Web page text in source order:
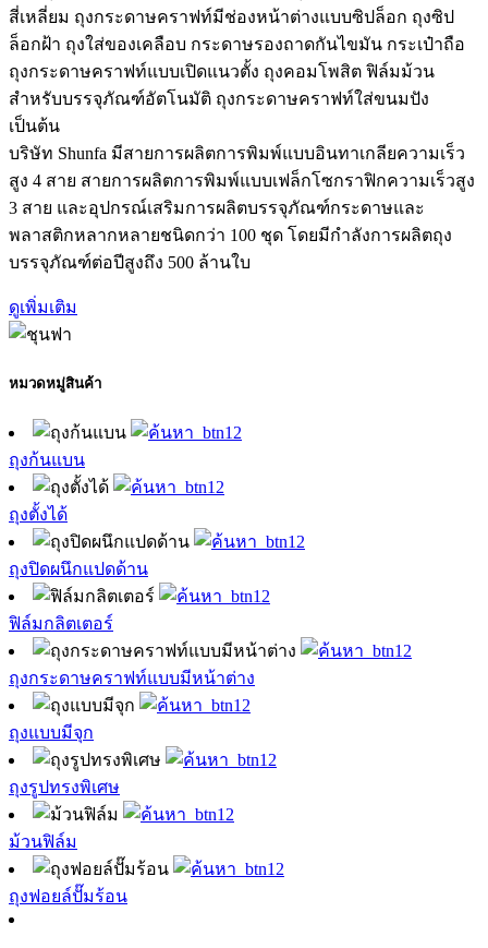
สี่เหลี่ยม ถุงกระดาษคราฟท์มีช่องหน้าต่างแบบซิปล็อก ถุงซิป
ล็อกฝ้า ถุงใส่ของเคลือบ กระดาษรองถาดกันไขมัน กระเป๋าถือ
ถุงกระดาษคราฟท์แบบเปิดแนวตั้ง ถุงคอมโพสิต ฟิล์มม้วน
สำหรับบรรจุภัณฑ์อัตโนมัติ ถุงกระดาษคราฟท์ใส่ขนมปัง
เป็นต้น
บริษัท Shunfa มีสายการผลิตการพิมพ์แบบอินทาเกลียความเร็ว
สูง 4 สาย สายการผลิตการพิมพ์แบบเฟล็กโซกราฟิกความเร็วสูง
3 สาย และอุปกรณ์เสริมการผลิตบรรจุภัณฑ์กระดาษและ
พลาสติกหลากหลายชนิดกว่า 100 ชุด โดยมีกำลังการผลิตถุง
บรรจุภัณฑ์ต่อปีสูงถึง 500 ล้านใบ
ดูเพิ่มเติม
หมวดหมู่สินค้า
ถุงก้นแบน
ถุงตั้งได้
ถุงปิดผนึกแปดด้าน
ฟิล์มกลิตเตอร์
ถุงกระดาษคราฟท์แบบมีหน้าต่าง
ถุงแบบมีจุก
ถุงรูปทรงพิเศษ
ม้วนฟิล์ม
ถุงฟอยล์ปั๊มร้อน